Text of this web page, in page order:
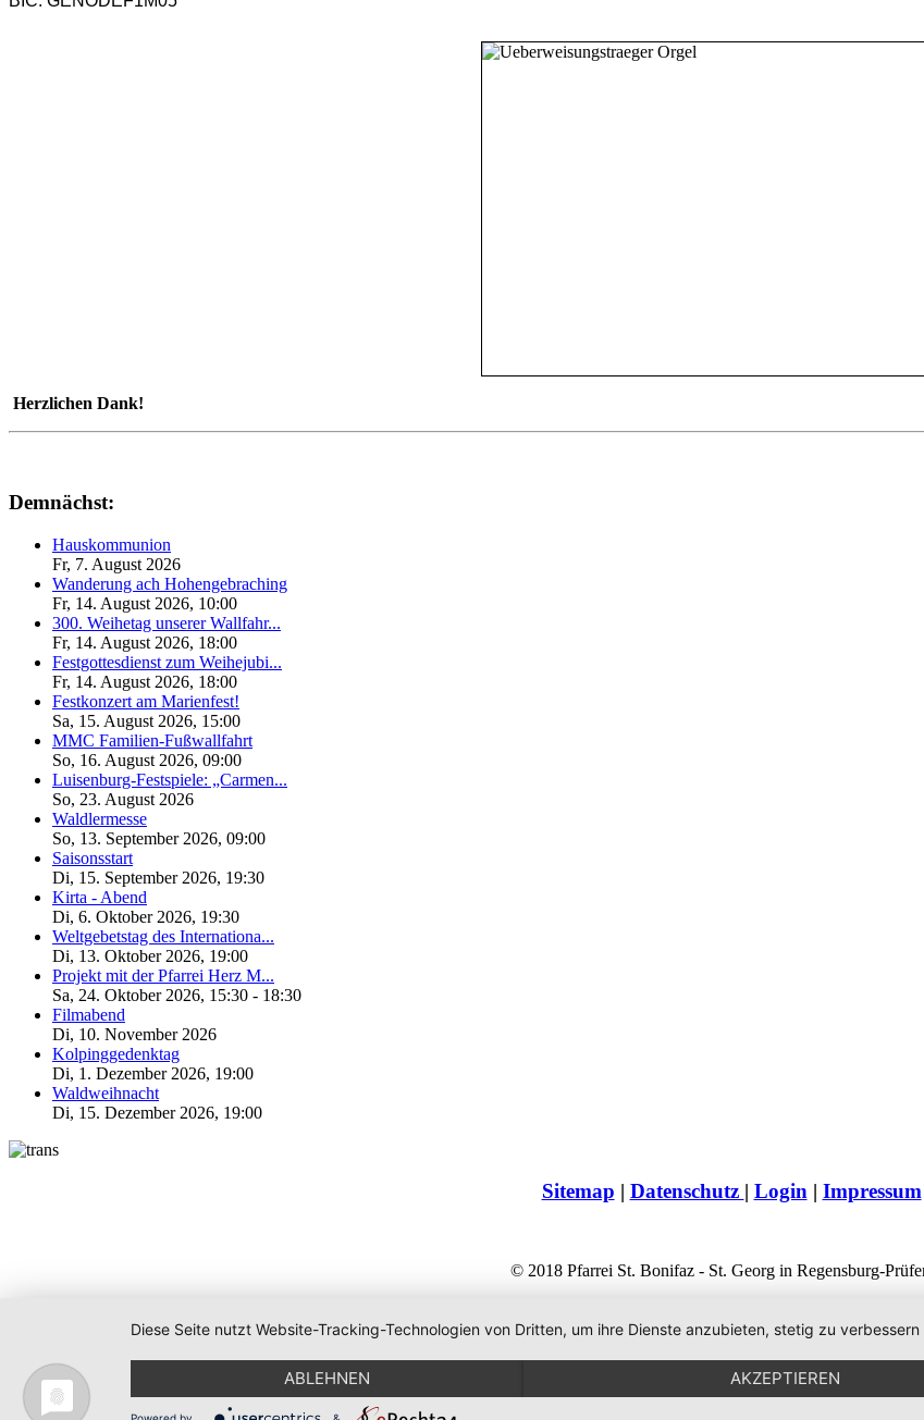
Herzlichen Dank!
Demnächst:
Hauskommunion
Fr, 7. August 2026
Wanderung ach Hohengebraching
Fr, 14. August 2026, 10:00
300. Weihetag unserer Wallfahr...
Fr, 14. August 2026, 18:00
Festgottesdienst zum Weihejubi...
Fr, 14. August 2026, 18:00
Festkonzert am Marienfest!
Sa, 15. August 2026, 15:00
MMC Familien-Fußwallfahrt
So, 16. August 2026, 09:00
Luisenburg-Festspiele: „Carmen...
So, 23. August 2026
Waldlermesse
So, 13. September 2026, 09:00
Saisonsstart
Di, 15. September 2026, 19:30
Kirta - Abend
Di, 6. Oktober 2026, 19:30
Weltgebetstag des Internationa...
Di, 13. Oktober 2026, 19:00
Projekt mit der Pfarrei Herz M...
Sa, 24. Oktober 2026, 15:30 - 18:30
Filmabend
Di, 10. November 2026
Kolpinggedenktag
Di, 1. Dezember 2026, 19:00
Waldweihnacht
Di, 15. Dezember 2026, 19:00
Sitemap | Datenschutz | Login| Impressum
© 2018 Pfarrei St. Bonifaz - St. Georg in Regensburg-
Diese Seite nutzt Website-Tracking-Technologien von Dritten, um ihre Dienste anzubieten, stetig zu
ABLEHNEN AKZEPTIEREN